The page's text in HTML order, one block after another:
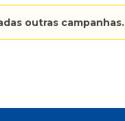
outras campanhas.